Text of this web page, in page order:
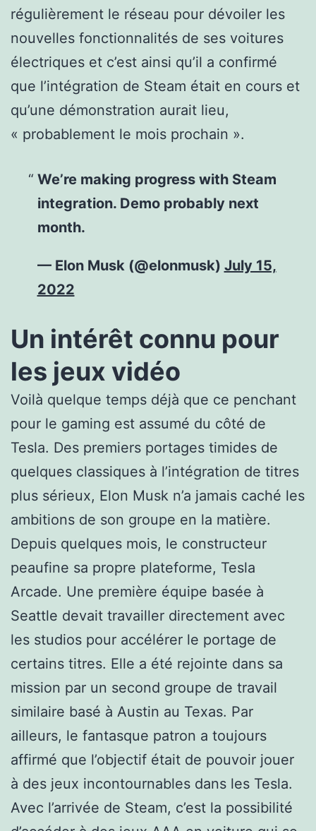
régulièrement le réseau pour dévoiler les
nouvelles fonctionnalités de ses voitures
électriques et c’est ainsi qu’il a confirmé
que l’intégration de Steam était en cours et
qu’une démonstration aurait lieu,
« probablement le mois prochain ».
We’re making progress with Steam
integration. Demo probably next
month.
— Elon Musk (@elonmusk) July 15,
2022
Un intérêt connu pour
les jeux vidéo
Voilà quelque temps déjà que ce penchant
pour le gaming est assumé du côté de
Tesla. Des premiers portages timides de
quelques classiques à l’intégration de titres
plus sérieux, Elon Musk n’a jamais caché les
ambitions de son groupe en la matière.
Depuis quelques mois, le constructeur
peaufine sa propre plateforme, Tesla
Arcade. Une première équipe basée à
Seattle devait travailler directement avec
les studios pour accélérer le portage de
certains titres. Elle a été rejointe dans sa
mission par un second groupe de travail
similaire basé à Austin au Texas. Par
ailleurs, le fantasque patron a toujours
affirmé que l’objectif était de pouvoir jouer
à des jeux incontournables dans les Tesla.
Avec l’arrivée de Steam, c’est la possibilité